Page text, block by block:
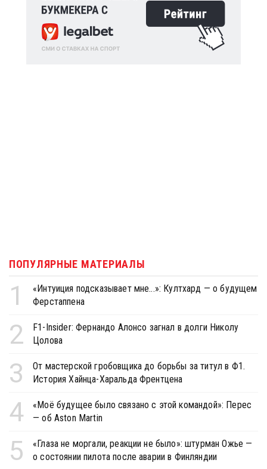
ПОПУЛЯРНЫЕ МАТЕРИАЛЫ
1
«Интуиция подсказывает мне...»: Култхард — о будущем
Ферстаппена
2
F1-Insider: Фернандо Алонсо загнал в долги Николу
Цолова
3
От мастерской гробовщика до борьбы за титул в Ф1.
История Хайнца-Харальда Френтцена
4
«Моё будущее было связано с этой командой»: Перес
— об Aston Martin
5
«Глаза не моргали, реакции не было»: штурман Ожье —
о состоянии пилота после аварии в Финляндии